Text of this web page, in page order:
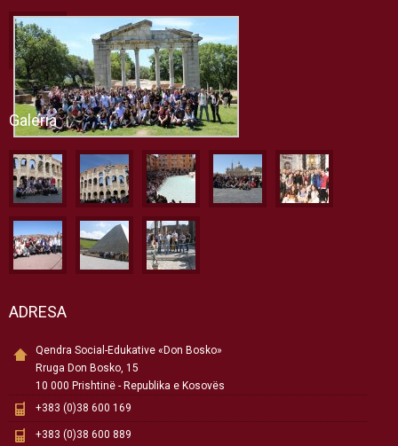
Galeria
ADRESA
Qendra Social-Edukative «Don Bosko»
Rruga Don Bosko, 15
10 000 Prishtinë - Republika e Kosovës
+383 (0)38 600 169
+383 (0)38 600 889